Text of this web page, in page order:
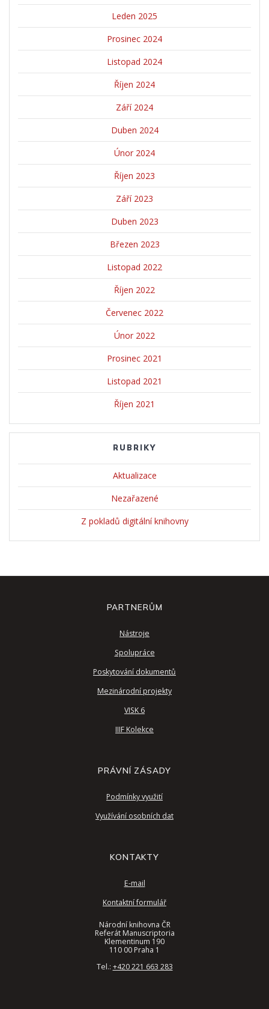
Leden 2025
Prosinec 2024
Listopad 2024
Říjen 2024
Září 2024
Duben 2024
Únor 2024
Říjen 2023
Září 2023
Duben 2023
Březen 2023
Listopad 2022
Říjen 2022
Červenec 2022
Únor 2022
Prosinec 2021
Listopad 2021
Říjen 2021
RUBRIKY
Aktualizace
Nezařazené
Z pokladů digitální knihovny
PARTNERŮM
Nástroje
Spolupráce
Poskytování dokumentů
Mezinárodní projekty
VISK 6
IIIF Kolekce
PRÁVNÍ ZÁSADY
Podmínky využití
Využívání osobních dat
KONTAKTY
E-mail
Kontaktní formulář
Národní knihovna ČR
Referát Manuscriptoria
Klementinum 190
110 00 Praha 1
Tel.: +420 221 663 283